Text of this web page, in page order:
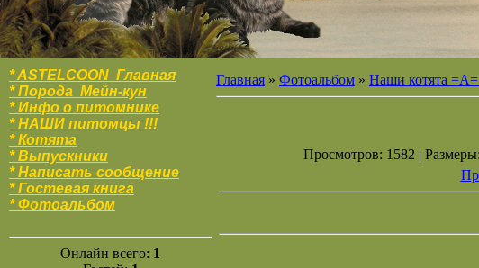
* ASTELCOON Главная
* Порода Мейн-кун
* Инфо о питомнике
* НАШИ питомцы !!!
* Котята
* Выпускники
* Написать сообщение
* Гостевая книга
* Фотоальбом
Онлайн всего: 1
Главная » Фотоальбом » Наши котята
Просмотров: 1582 |